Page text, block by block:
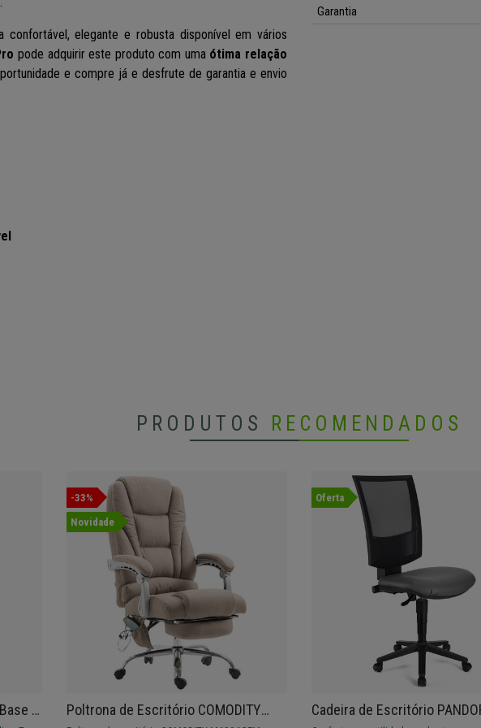
confortável, elegante e robusta disponível em vários
pode adquirir este produto com uma ótima relação
e compre já e desfrute de garantia e envio
Garantia
PRODUTOS RECOMENDADOS
e
-33%
Novidade
Poltrona de Escritório COMODITY
Oferta
Cadeira de Escritório